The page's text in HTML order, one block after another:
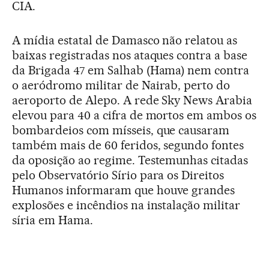
CIA.
A mídia estatal de Damasco não relatou as
baixas registradas nos ataques contra a base
da Brigada 47 em Salhab (Hama) nem contra
o aeródromo militar de Nairab, perto do
aeroporto de Alepo. A rede Sky News Arabia
elevou para 40 a cifra de mortos em ambos os
bombardeios com mísseis, que causaram
também mais de 60 feridos, segundo fontes
da oposição ao regime. Testemunhas citadas
pelo Observatório Sírio para os Direitos
Humanos informaram que houve grandes
explosões e incêndios na instalação militar
síria em Hama.